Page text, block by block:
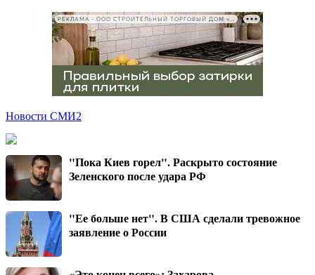
РЕКЛАМА • ООО СТРОИТЕЛЬНЫЙ ТОРГОВЫЙ ДОМ «ПЕТРОВИЧ», ИНН 7802348846
Новости СМИ2
"Пока Киев горел". Раскрыто состояние
Зеленского после удара РФ
"Ее больше нет". В США сделали тревожное
заявление о России